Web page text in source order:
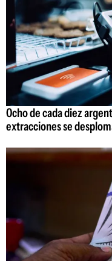
Ocho de cada diez
extracciones se